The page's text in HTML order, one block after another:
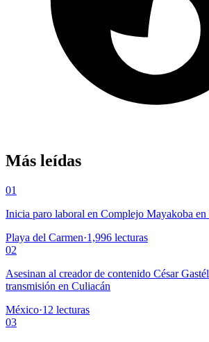
Más leídas
01
Inicia paro laboral en Complejo Mayakoba en
Playa del Carmen·1,996 lecturas
02
Asesinan al creador de contenido César
transmisión en Culiacán
México·12 lecturas
03